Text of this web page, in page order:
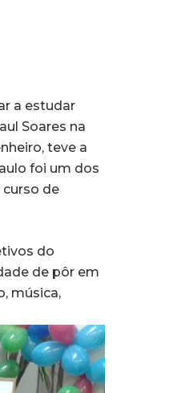
a estudar
Soares na
teve a
foi um dos
de
do
de pôr em
música,